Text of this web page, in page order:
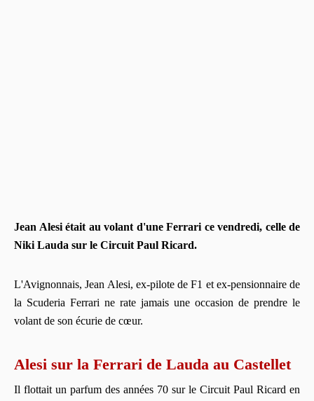
Jean Alesi était au volant d'une Ferrari ce vendredi, celle de
Niki Lauda sur le Circuit Paul Ricard.
L'Avignonnais, Jean Alesi, ex-pilote de F1 et ex-pensionnaire de
la Scuderia Ferrari ne rate jamais une occasion de prendre le
volant de son écurie de cœur.
Alesi sur la Ferrari de Lauda au Castellet
Il flottait un parfum des années 70 sur le Circuit Paul Ricard en